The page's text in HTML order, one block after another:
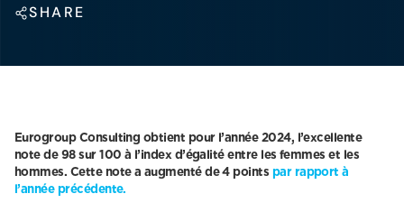
SHARE
Eurogroup Consulting obtient pour l’année 2024, l’excellente
note de 98 sur 100 à l’index d’égalité entre les femmes et les
hommes. Cette note a augmenté de 4 points par rapport à
l’année précédente.